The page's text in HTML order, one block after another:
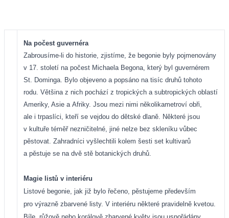
Na počest guvernéra
Zabrousíme-li do historie, zjistíme, že begonie byly pojmenovány
v 17. století na počest Michaela Begona, který byl guvernérem
St. Dominga. Bylo objeveno a popsáno na tisíc druhů tohoto
rodu. Většina z nich pochází z tropických a subtropických oblastí
Ameriky, Asie a Afriky. Jsou mezi nimi několikametroví obři,
ale i trpaslíci, kteří se vejdou do dětské dlaně. Některé jsou
v kultuře téměř nezničitelné, jiné nelze bez skleníku vůbec
pěstovat. Zahradníci vyšlechtili kolem šesti set kultivarů
a pěstuje se na dvě stě botanických druhů.
Magie listů v interiéru
Listové begonie, jak již bylo řečeno, pěstujeme především
pro výrazně zbarvené listy. V interiéru některé pravidelně kvetou.